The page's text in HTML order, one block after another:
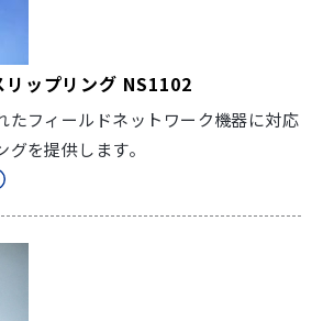
ップリング NS1102
たフィールドネットワーク機器に対応
を提供します。